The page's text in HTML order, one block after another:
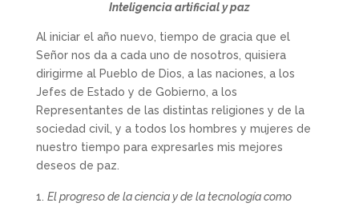
Inteligencia artificial y paz
Al iniciar el año nuevo, tiempo de gracia que el
Señor nos da a cada uno de nosotros, quisiera
dirigirme al Pueblo de Dios, a las naciones, a los
Jefes de Estado y de Gobierno, a los
Representantes de las distintas religiones y de la
sociedad civil, y a todos los hombres y mujeres de
nuestro tiempo para expresarles mis mejores
deseos de paz.
El progreso de la ciencia y de la tecnología como